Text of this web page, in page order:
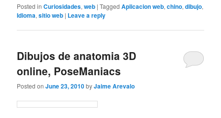
Posted in Curiosidades,web |Tagged Aplicacion web,chino,dibujo,
Idioma,sitio web | Leave a reply
Dibujos de anatomia 3D
online, PoseManiacs
Posted onJune 23, 2010byJaime Arevalo